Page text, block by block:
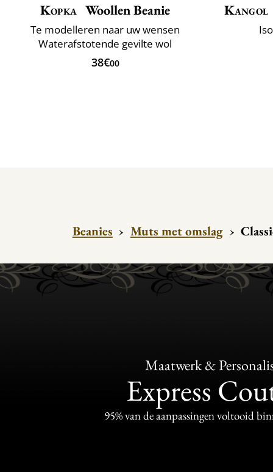
Kopka Woollen Beanie
Te modelleren naar uw wensen
Waterafstotende gevilte wol
38€00
Kangol
Beanies › Muts met omslag ›
Maatwerk &
Express
95% van de aanpassingen voltooid